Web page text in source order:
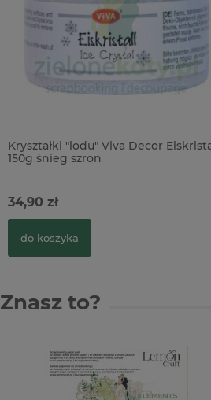
Kryształki "lodu" Viva Decor
150g śnieg szron
34,90 zł
do koszyka
Znasz to?